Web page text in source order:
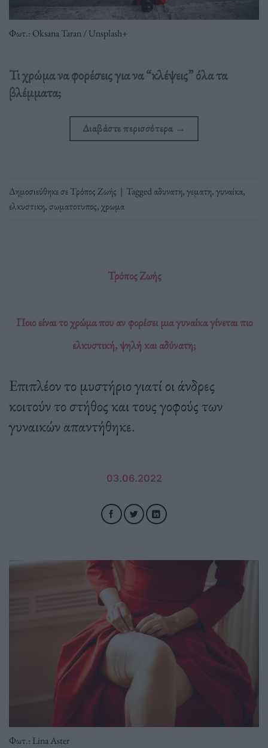
Φωτ.: Oksana Taran / Unsplash+
Τι χρώμα να φορέσεις για να “κλέψεις” όλα τα
βλέμματα;
Διαβάστε περισσότερα →
Δημοσιεύθηκε σεΤρόπος Ζωής | Taggedαδυνατη,γεματη,γυναίκα,
ελκυστικη,σωματοτυπος,χρωμα
Τρόπος Ζωής
Ποιο είναι το χρώμα που αν φορέσει μια γυναίκα γίνεται πιο
ελκυστική, ψηλή και αδύνατη;
Επιπλέον το μυστήριο γιατί οι άνδρες
κοιτούν το στήθος και τους γοφούς των
γυναικών απαντήθηκε.
03.06.2022
Φωτ.: Lina Aster